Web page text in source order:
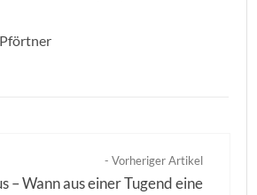
- Vorheriger Artikel
– Wann aus einer Tugend eine